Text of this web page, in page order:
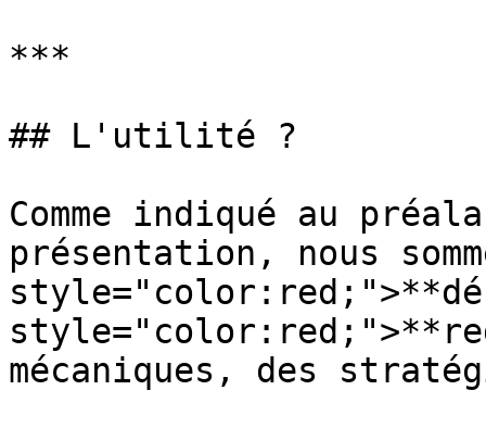
***
## L'utilité ?
Comme indiqué au
présentation, nous
mécaniques, des